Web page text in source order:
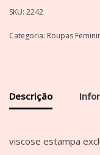
SKU: 2242
Categoria: Roupas
Descrição
viscose estampa